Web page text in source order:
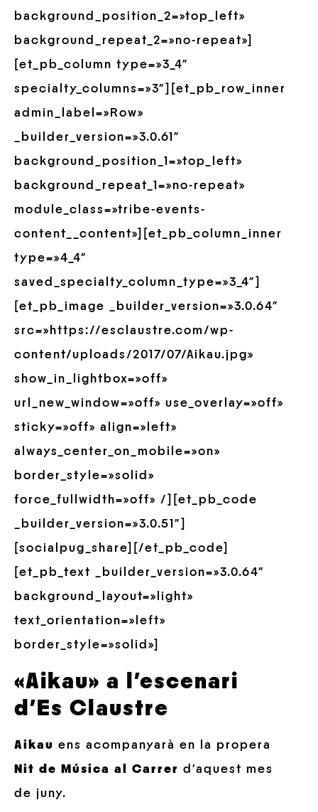
background_position_2=»top_left»
background_repeat_2=»no-repeat»]
[et_pb_column type=»3_4″
specialty_columns=»3″][et_pb_row_inner
admin_label=»Row»
_builder_version=»3.0.61″
background_position_1=»top_left»
background_repeat_1=»no-repeat»
module_class=»tribe-events-
content__content»][et_pb_column_inner
type=»4_4″
saved_specialty_column_type=»3_4″]
[et_pb_image _builder_version=»3.0.64″
src=»https://esclaustre.com/wp-
content/uploads/2017/07/Aikau.jpg»
show_in_lightbox=»off»
url_new_window=»off» use_overlay=»off»
sticky=»off» align=»left»
always_center_on_mobile=»on»
border_style=»solid»
force_fullwidth=»off» /][et_pb_code
_builder_version=»3.0.51″]
[socialpug_share][/et_pb_code]
[et_pb_text _builder_version=»3.0.64″
background_layout=»light»
text_orientation=»left»
border_style=»solid»]
«Aikau» a l’escenari
d’Es Claustre
Aikau ens acompanyarà en la propera
Nit de Música al Carrer d’aquest mes
de juny.